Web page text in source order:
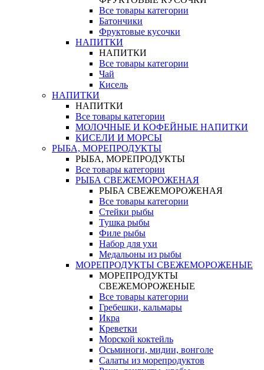
Все товары категории
Батончики
Фруктовые кусочки
НАПИТКИ
НАПИТКИ
Все товары категории
Чай
Кисель
НАПИТКИ
НАПИТКИ
Все товары категории
МОЛОЧНЫЕ И КОФЕЙНЫЕ НАПИТКИ
КИСЕЛИ И МОРСЫ
РЫБА, МОРЕПРОДУКТЫ
РЫБА, МОРЕПРОДУКТЫ
Все товары категории
РЫБА СВЕЖЕМОРОЖЕНАЯ
РЫБА СВЕЖЕМОРОЖЕНАЯ
Все товары категории
Стейки рыбы
Тушка рыбы
Филе рыбы
Набор для ухи
Медальоны из рыбы
МОРЕПРОДУКТЫ СВЕЖЕМОРОЖЕНЫЕ
МОРЕПРОДУКТЫ
СВЕЖЕМОРОЖЕНЫЕ
Все товары категории
Гребешки, кальмары
Икра
Креветки
Морской коктейль
Осьминоги, мидии, вонголе
Салаты из морепродуктов